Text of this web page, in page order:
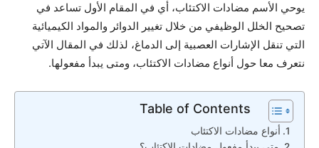
يوحي الأسم مضادات الاكتئاب، أي في المقام الأول تساعد في
تصحيح الخلل الوظيفي من خلال تغيير الدوائر والمواد الكيميائية
التي تنقل الإشارات العصبية إلى الدماغ، لذلك في المقال الآتي
نتعرف معا حول أنواع مضادات الاكتئاب، ومتى يبدأ مفعولها.
Table of Contents
أنواع مضادات الاكتئاب